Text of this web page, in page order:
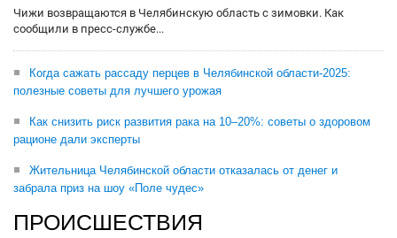
Чижи возвращаются в Челябинскую область с зимовки. Как
сообщили в пресс-службе...
Когда сажать рассаду перцев в Челябинской области-2025:
полезные советы для лучшего урожая
Как снизить риск развития рака на 10–20%: советы о здоровом
рационе дали эксперты
Жительница Челябинской области отказалась от денег и
забрала приз на шоу «Поле чудес»
ПРОИСШЕСТВИЯ